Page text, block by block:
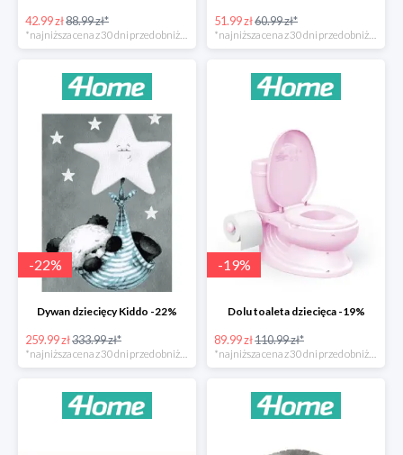
42.99 zł88.99 zł* 51.99 zł60.99 zł*
-22%
Dywan dziecięcy Kiddo -22%
259.99 zł333.99 zł*
*najniższa cena z 30 dni przed obniżką
-19%
Dolu toaleta dziecięca -19%
89.99 zł110.99 zł*
*najniższa cena z 30 dni przed obniżką